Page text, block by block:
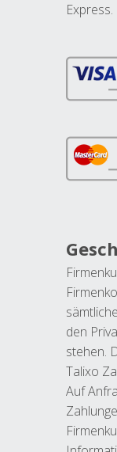
Express.
den
stehen.
Talixo
Auf